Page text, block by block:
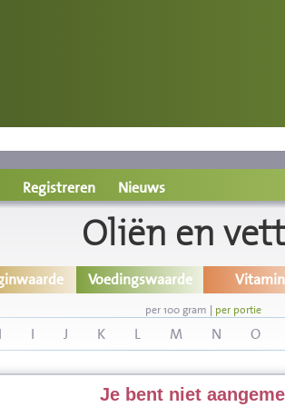
Registreren Nieuws
Oliën en
Voedingswaarde
per 100 gram | per portie
I J K L M N O
Je bent niet